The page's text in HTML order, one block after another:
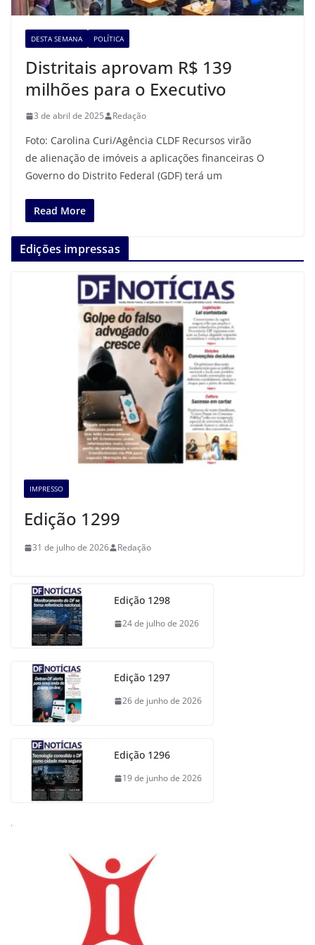
DESTA SEMANA POLÍTICA
Distritais aprovam R$ 139
milhões para o Executivo
3 de abril de 2025 Redação
Foto: Carolina Curi/Agência CLDF Recursos virão
de alienação de imóveis a aplicações financeiras O
Governo do Distrito Federal (GDF) terá um
Read More
Edições impressas
IMPRESSO
Edição 1299
31 de julho de 2026 Redação
Edição 1298
24 de julho de 2026
Edição 1297
26 de junho de 2026
Edição 1296
19 de junho de 2026